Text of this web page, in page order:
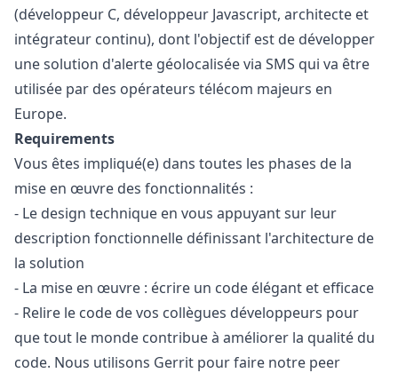
(développeur C, développeur Javascript, architecte et
intégrateur continu), dont l'objectif est de développer
une solution d'alerte géolocalisée via SMS qui va être
utilisée par des opérateurs télécom majeurs en
Europe.
Requirements
Vous êtes impliqué(e) dans toutes les phases de la
mise en œuvre des fonctionnalités :
- Le design technique en vous appuyant sur leur
description fonctionnelle définissant l'architecture de
la solution
- La mise en œuvre : écrire un code élégant et efficace
- Relire le code de vos collègues développeurs pour
que tout le monde contribue à améliorer la qualité du
code. Nous utilisons Gerrit pour faire notre peer